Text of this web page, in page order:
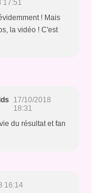
17:51
! Mais
la vidéo ! C'est
17/10/2018
18:31
du résultat et fan
16:14